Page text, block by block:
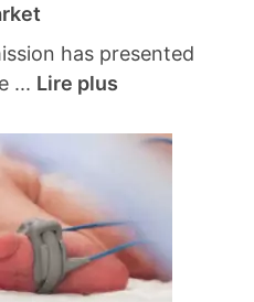
has presented
... Lire plus